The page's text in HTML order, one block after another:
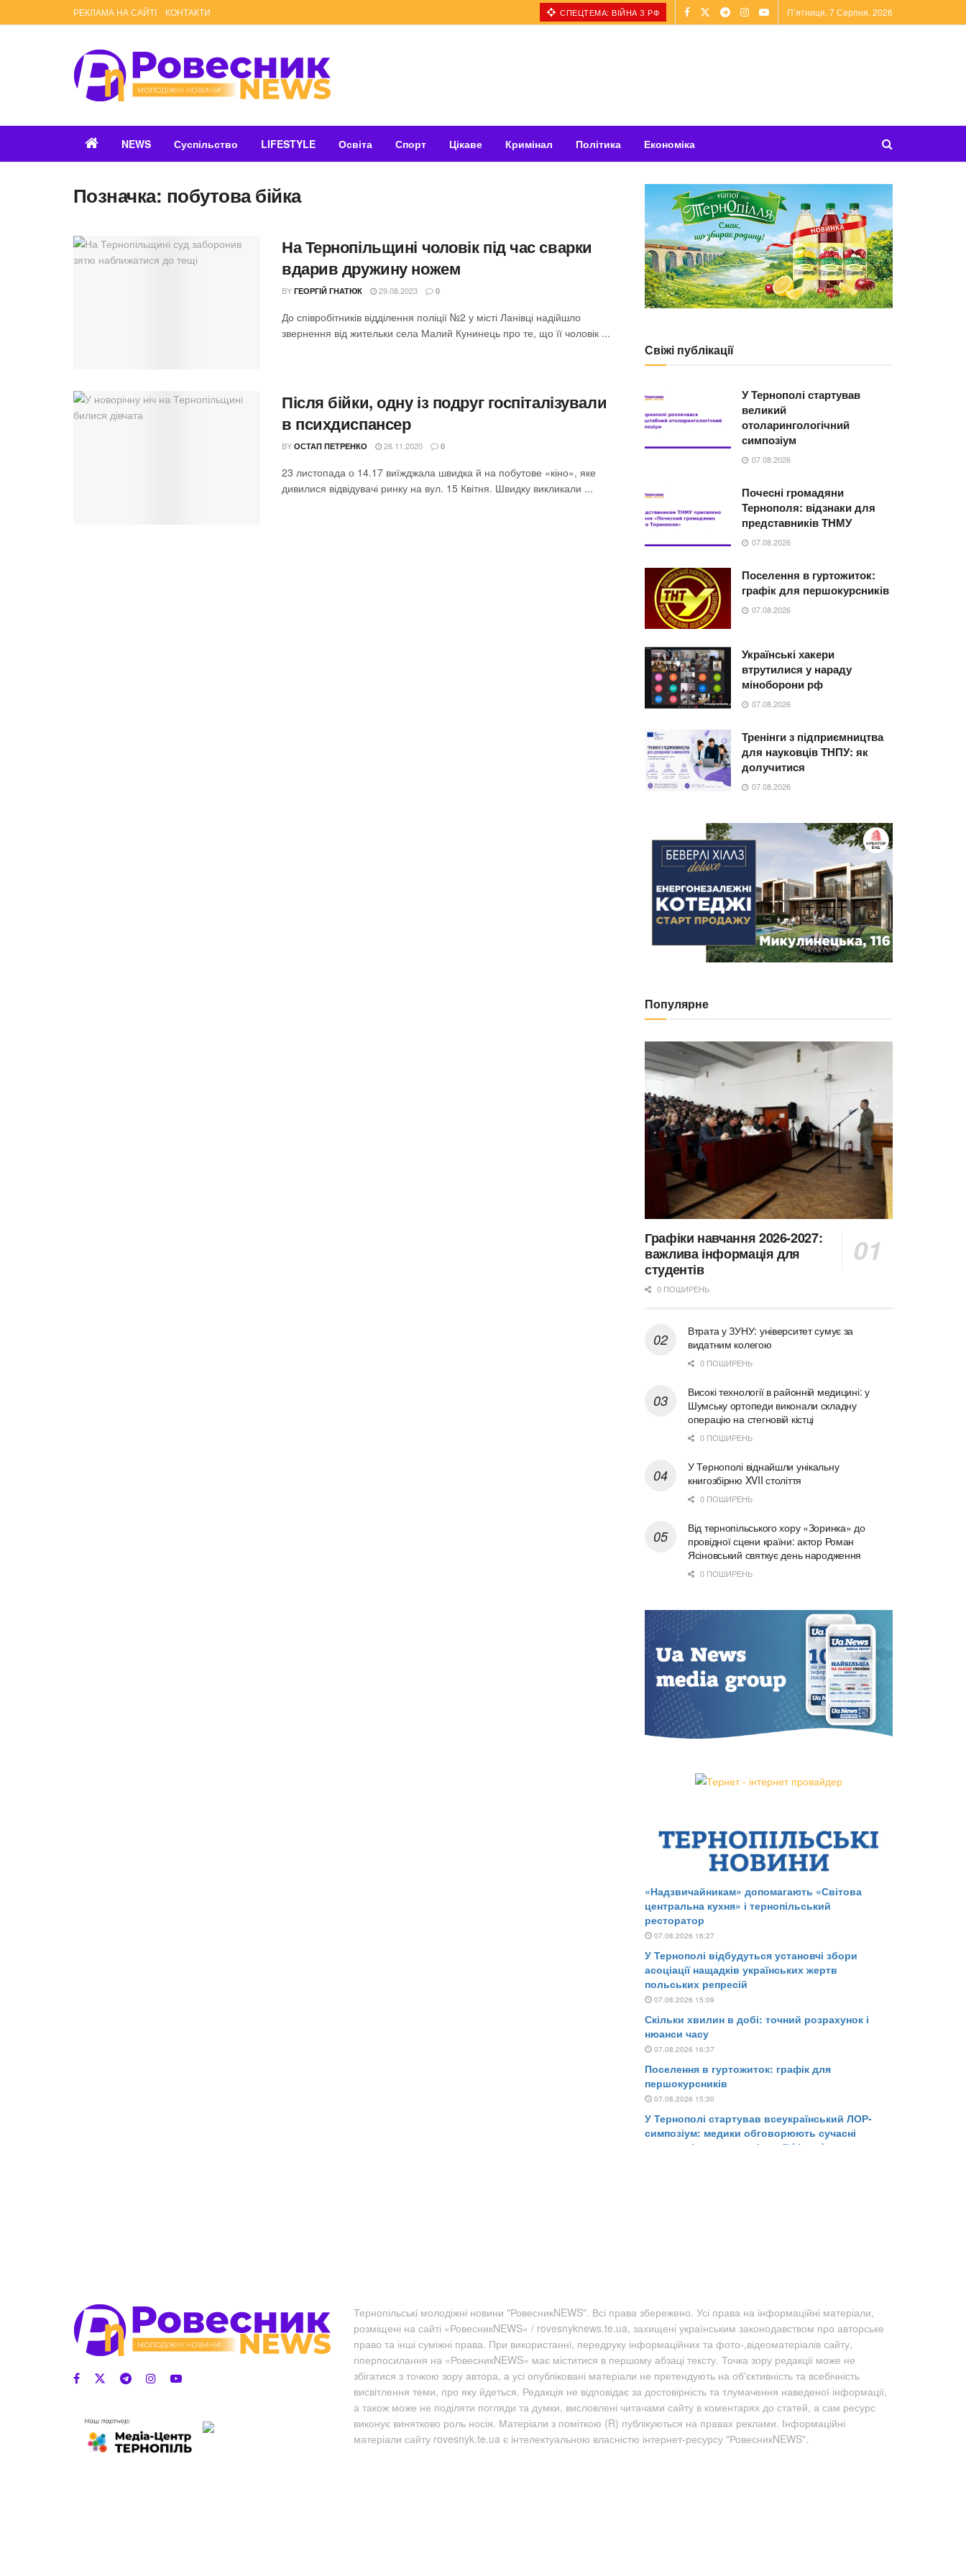
РЕКЛАМА НА САЙТІ КОНТАКТИ СПЕЦТЕМА: ВІЙНА З РФ П’ятниця, 7 Серпня, 2026
NEWS Суспільство LIFESTYLE Освіта Спорт Цікаве Кримінал Політика Економіка
Позначка: побутова бійка
На Тернопільщині чоловік під час сварки
вдарив дружину ножем
BY ГЕОРГІЙ ГНАТЮК 29.08.2023 0
До співробітників відділення поліції №2 у місті Ланівці надійшло
звернення від жительки села Малий Кунинець про те, що її чоловік ...
Після бійки, одну із подруг госпіталізували
в психдиспансер
BY ОСТАП ПЕТРЕНКО 26.11.2020 0
23 листопада о 14.17 виїжджала швидка й на побутове «кіно», яке
дивилися відвідувачі ринку на вул. 15 Квітня. Швидку викликали ...
Свіжі публікації
У Тернополі стартував
великий
отоларингологічний
симпозіум
07.08.2026
Почесні громадяни
Тернополя: відзнаки для
представників ТНМУ
07.08.2026
Поселення в гуртожиток:
графік для першокурсників
07.08.2026
Українські хакери
втрутилися у нараду
міноборони рф
07.08.2026
Тренінги з підприємництва
для науковців ТНПУ: як
долучитися
07.08.2026
Популярне
Графіки навчання 2026-2027:
важлива інформація для
студентів
0 ПОШИРЕНЬ
Втрата у ЗУНУ: університет сумує за
видатним колегою
0 ПОШИРЕНЬ
Високі технології в районній медицині: у
Шумську ортопеди виконали складну
операцію на стегновій кістці
0 ПОШИРЕНЬ
У Тернополі віднайшли унікальну
книгозбірню XVII століття
0 ПОШИРЕНЬ
Від тернопільського хору «Зоринка» до
провідної сцени країни: актор Роман
Ясіновський святкує день народження
0 ПОШИРЕНЬ
Тернопільські молодіжні новини "РовесникNEWS". Всі права збережено. Усі права на інформаційні матеріали,
розміщені на сайті «РовесникNEWS» / rovesnyknews.te.ua, захищені українським законодавством про авторське
право та інші суміжні права. При використанні, передруку інформаційних та фото-,відеоматеріалів сайту,
гіперпосилання на «РовесникNEWS» має міститися в першому абзаці тексту. Точка зору редакції може не
збігатися з точкою зору автора, а усі опубліковані матеріали не претендують на об'єктивність та всебічність
висвітлення теми, про яку йдеться. Редакція не відповідає за достовірність та тлумачення наведеної інформації,
а також може не поділяти погляди та думки, висловлені читачами сайту в коментарях до статей, а сам ресурс
виконує винятково роль носія. Матеріали з поміткою (R) публікуються на правах реклами. Інформаційні
матеріали сайту rovesnyk.te.ua є інтелектуальною власністю інтернет-ресурсу "РовесникNEWS".